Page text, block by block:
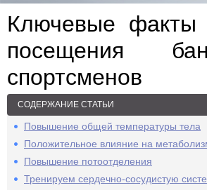
Ключевые факты
посещения
спортсменов
СОДЕРЖАНИЕ СТАТЬИ
Повышение общей температуры тела
Положительное влияние на
Повышение потоотделения
Тренируем сердечно-сосудистую